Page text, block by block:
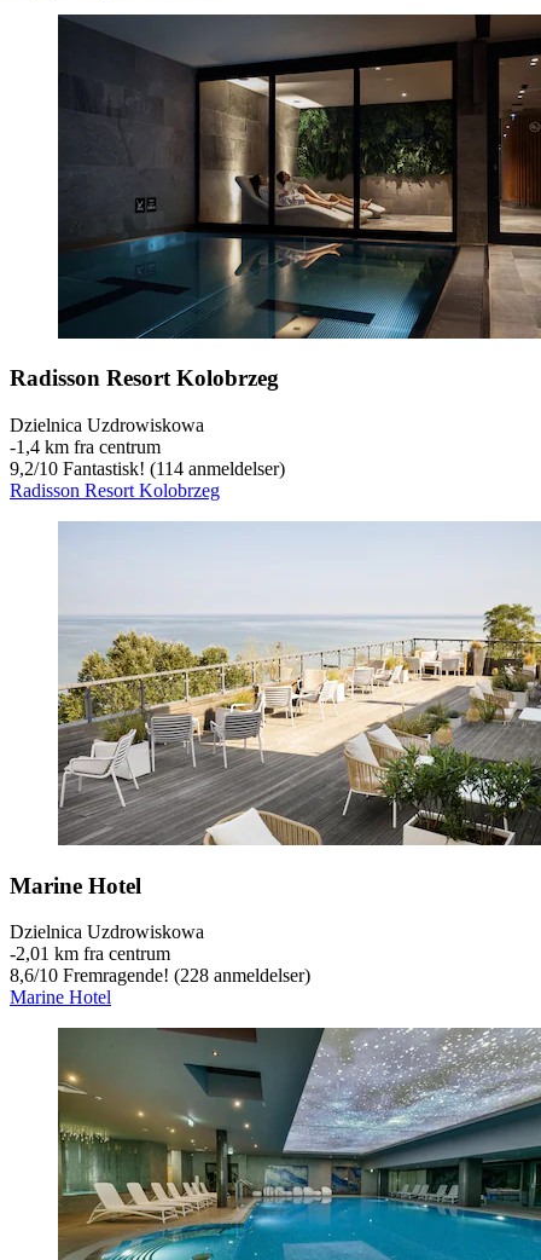
Radisson Resort Kolobrzeg
Dzielnica Uzdrowiskowa
‐1,4 km fra centrum
9,2/10 Fantastisk! (114 anmeldelser)
Radisson Resort Kolobrzeg
Marine Hotel
Dzielnica Uzdrowiskowa
‐2,01 km fra centrum
8,6/10 Fremragende! (228 anmeldelser)
Marine Hotel